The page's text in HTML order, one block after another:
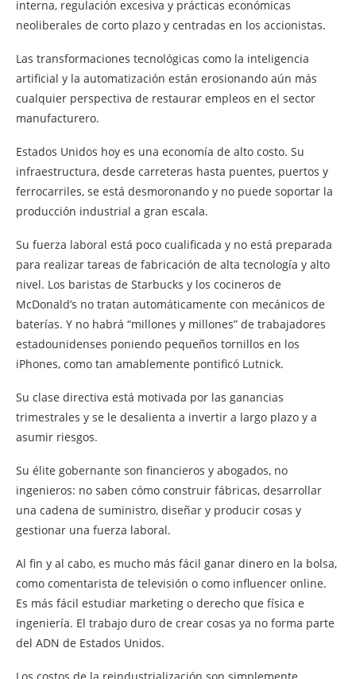
interna, regulación excesiva y prácticas económicas
neoliberales de corto plazo y centradas en los accionistas.
Las transformaciones tecnológicas como la inteligencia
artificial y la automatización están erosionando aún más
cualquier perspectiva de restaurar empleos en el sector
manufacturero.
Estados Unidos hoy es una economía de alto costo. Su
infraestructura, desde carreteras hasta puentes, puertos y
ferrocarriles, se está desmoronando y no puede soportar la
producción industrial a gran escala.
Su fuerza laboral está poco cualificada y no está preparada
para realizar tareas de fabricación de alta tecnología y alto
nivel. Los baristas de Starbucks y los cocineros de
McDonald’s no tratan automáticamente con mecánicos de
baterías. Y no habrá “millones y millones” de trabajadores
estadounidenses poniendo pequeños tornillos en los
iPhones, como tan amablemente pontificó Lutnick.
Su clase directiva está motivada por las ganancias
trimestrales y se le desalienta a invertir a largo plazo y a
asumir riesgos.
Su élite gobernante son financieros y abogados, no
ingenieros: no saben cómo construir fábricas, desarrollar
una cadena de suministro, diseñar y producir cosas y
gestionar una fuerza laboral.
Al fin y al cabo, es mucho más fácil ganar dinero en la bolsa,
como comentarista de televisión o como influencer online.
Es más fácil estudiar marketing o derecho que física e
ingeniería. El trabajo duro de crear cosas ya no forma parte
del ADN de Estados Unidos.
Los costos de la reindustrialización son simplemente